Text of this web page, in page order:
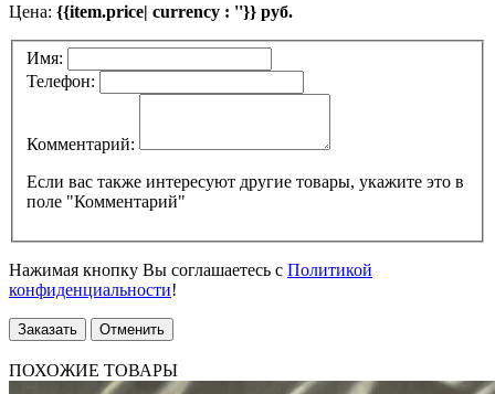
Цена: {{item.price| currency : ''}} руб.
Имя:
Телефон:
Комментарий:
Если вас также интересуют другие товары, укажите это в
поле "Комментарий"
Нажимая кнопку Вы соглашаетесь с Политикой
конфиденциальности!
Заказать Отменить
ПОХОЖИЕ ТОВАРЫ